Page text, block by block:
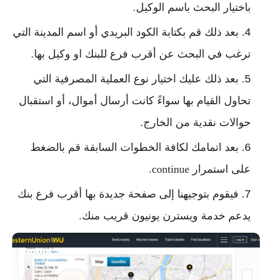
باختيار البحث باسم الوكيل.
بعد ذلك قم بكتابة الكود البريدي أو اسم المدينة التي
ترغب في البحث عن أقرب فرع للبنك او وكيل بها.
بعد ذلك عليك اختيار نوع العملية المصرفية التي
تحاول القيام بها سواءً كانت أرسال أموال، أو استقبال
حوالات نقدية من الخارج.
بعد اتمامك لكافة الخطوات السابقة قم بالضغط
على استمرار continue.
فيقوم بتوجيهنا إلى صفحة جديدة بها أقرب فرع بنك
يدعم خدمة ويسترن يونيون قريب منك.